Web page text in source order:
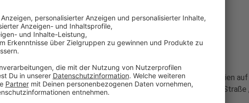
Sperrung auch in Zülpich-Lövenich
Anzeige
Autofahrer rund um Zülpich-Lövenich müssen sich in den Osterferien auf
einstellen. In der ersten Ferienwoche (14.-18. April) ist im Ort die Straße